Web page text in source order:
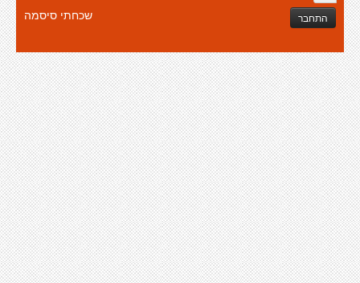
התחבר שכחתי סיסמה